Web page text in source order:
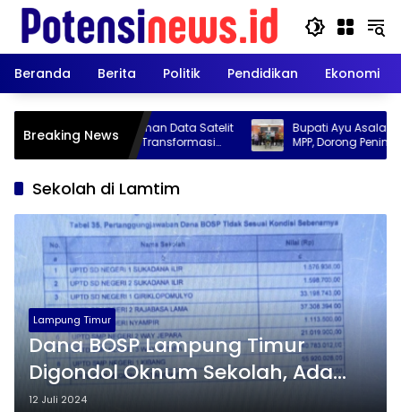
Langsung
konten
Beranda
Berita Politik Pendidikan Ekonomi
Breaking News
Rantai Pengolahan Data Satelit
1: Momentum Transformasi
Data Geospasial dan
bagi Pembangunan Daerah
Bupati Ayu Asalasiyah
MPP, Dorong Peningkatan
Pelayanan Publik
Sekolah di Lamtim
Lampung Timur
Dana BOSP Lampung Timur
Digondol Oknum Sekolah, Ada
Kelebihan Pembayaran Rp307
12 Juli 2024